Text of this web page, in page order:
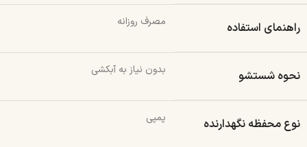
راهنمای استفاده مصرف روزانه
نحوه شستشو بدون نیاز به آبکشی
نوع محفظه نگهدارنده پمپی